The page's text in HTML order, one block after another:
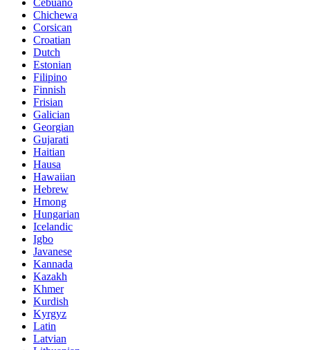
Chichewa
Corsican
Croatian
Dutch
Estonian
Filipino
Finnish
Frisian
Galician
Georgian
Gujarati
Haitian
Hausa
Hawaiian
Hebrew
Hmong
Hungarian
Icelandic
Igbo
Javanese
Kannada
Kazakh
Khmer
Kurdish
Kyrgyz
Latin
Latvian